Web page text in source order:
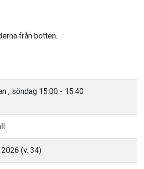
från botten.
, söndag 15:00 - 15:40
(v. 34)